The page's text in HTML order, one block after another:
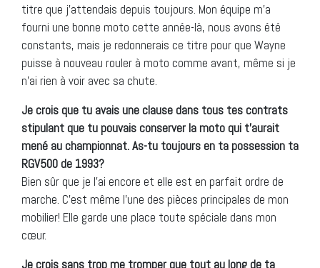
titre que j’attendais depuis toujours. Mon équipe m’a
fourni une bonne moto cette année-là, nous avons été
constants, mais je redonnerais ce titre pour que Wayne
puisse à nouveau rouler à moto comme avant, même si je
n’ai rien à voir avec sa chute.
Je crois que tu avais une clause dans tous tes contrats
stipulant que tu pouvais conserver la moto qui t’aurait
mené au championnat. As-tu toujours en ta possession ta
RGV500 de 1993?
Bien sûr que je l’ai encore et elle est en parfait ordre de
marche. C’est même l’une des pièces principales de mon
mobilier! Elle garde une place toute spéciale dans mon
cœur.
Je crois sans trop me tromper que tout au long de ta